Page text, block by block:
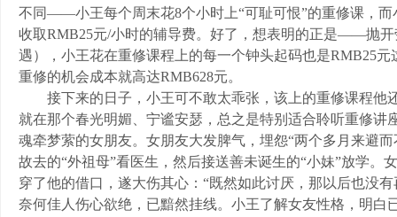
不同——小王每个周末花8个小时上“可耻可恨”的重修课，
收取RMB25元/小时的辅导费。好了，想表明的正是——抛
遇），小王花在重修课程上的每一个钟头起码也是RMB25
重修的机会成本就高达RMB628元。
接下来的日子，小王可不敢太乖张，该上的重修课程他
就在那个春光明媚、宁谧安瑟，总之是特别适合聆听重修
魂牵梦萦的女朋友。女朋友大发脾气，埋怨“两个多月来避
故去的“外祖母”看医生，然后接送善未诞生的“小妹”放学
穿了他的借口，遂大伤其心：“既然如此讨厌，那以后也没有
奈何佳人伤心欲绝，已黯然挂线。小王了解女友性格，明白